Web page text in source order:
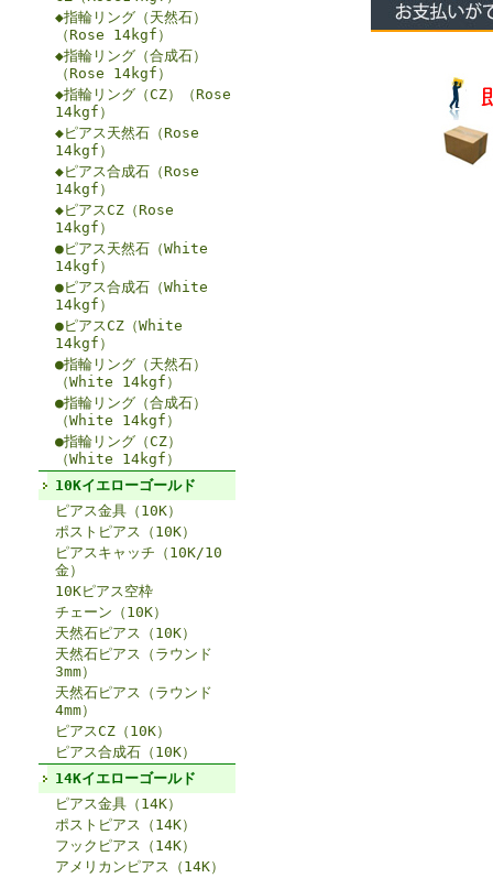
◆指輪リング（天然石）
（Rose 14kgf）
◆指輪リング（合成石）
（Rose 14kgf）
◆指輪リング（CZ）（Rose
14kgf）
◆ピアス天然石（Rose
14kgf）
◆ピアス合成石（Rose
14kgf）
◆ピアスCZ（Rose
14kgf）
●ピアス天然石（White
14kgf）
●ピアス合成石（White
14kgf）
●ピアスCZ（White
14kgf）
●指輪リング（天然石）
（White 14kgf）
●指輪リング（合成石）
（White 14kgf）
●指輪リング（CZ）
（White 14kgf）
10Kイエローゴールド
ピアス金具（10K）
ポストピアス（10K）
ピアスキャッチ（10K/10
金）
10Kピアス空枠
チェーン（10K）
天然石ピアス（10K）
天然石ピアス（ラウンド
3mm）
天然石ピアス（ラウンド
4mm）
ピアスCZ（10K）
ピアス合成石（10K）
14Kイエローゴールド
ピアス金具（14K）
ポストピアス（14K）
フックピアス（14K）
アメリカンピアス（14K）